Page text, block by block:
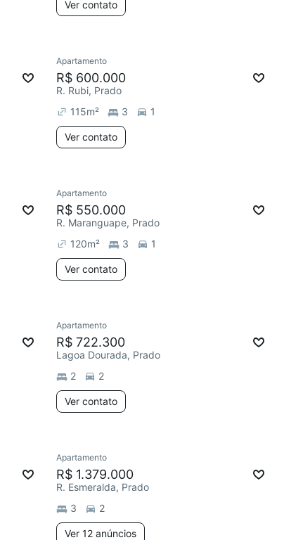
Ver contato
Apartamento
R$ 600.000
R. Rubi, Prado
115m² 3 1
Ver contato
Apartamento
R$ 550.000
R. Maranguape, Prado
120m² 3 1
Ver contato
Apartamento
R$ 722.300
Lagoa Dourada, Prado
2
2
Ver contato
Apartamento
R$ 1.379.000
R. Esmeralda, Prado
3
2
Ver 12 anúncios